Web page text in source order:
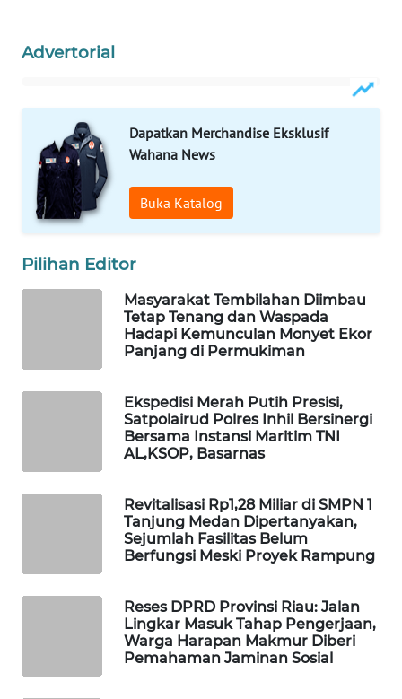
Advertorial
Dapatkan Merchandise Eksklusif
Wahana News
Buka Katalog
Pilihan Editor
Masyarakat Tembilahan Diimbau
Tetap Tenang dan Waspada
Hadapi Kemunculan Monyet Ekor
Panjang di Permukiman
Ekspedisi Merah Putih Presisi,
Satpolairud Polres Inhil Bersinergi
Bersama Instansi Maritim TNI
AL,KSOP, Basarnas
Revitalisasi Rp1,28 Miliar di SMPN 1
Tanjung Medan Dipertanyakan,
Sejumlah Fasilitas Belum
Berfungsi Meski Proyek Rampung
Reses DPRD Provinsi Riau: Jalan
Lingkar Masuk Tahap Pengerjaan,
Warga Harapan Makmur Diberi
Pemahaman Jaminan Sosial
SPORT
WAHANA
UMKM
WAHANA
SELEB
WAHANA
PERSONA
WAHANA
HEALTH
WISATA